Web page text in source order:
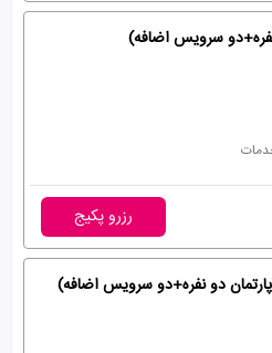
سرویس اضافه)
رزرو پکیج
دو نفره+دو سرویس اضافه)